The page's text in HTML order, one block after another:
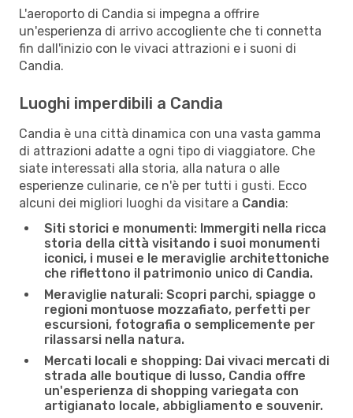
L'aeroporto di Candia si impegna a offrire
un'esperienza di arrivo accogliente che ti connetta
fin dall'inizio con le vivaci attrazioni e i suoni di
Candia.
Luoghi imperdibili a Candia
Candia è una città dinamica con una vasta gamma
di attrazioni adatte a ogni tipo di viaggiatore. Che
siate interessati alla storia, alla natura o alle
esperienze culinarie, ce n'è per tutti i gusti. Ecco
alcuni dei migliori luoghi da visitare a Candia:
Siti storici e monumenti: Immergiti nella ricca
storia della città visitando i suoi monumenti
iconici, i musei e le meraviglie architettoniche
che riflettono il patrimonio unico di Candia.
Meraviglie naturali: Scopri parchi, spiagge o
regioni montuose mozzafiato, perfetti per
escursioni, fotografia o semplicemente per
rilassarsi nella natura.
Mercati locali e shopping: Dai vivaci mercati di
strada alle boutique di lusso, Candia offre
un'esperienza di shopping variegata con
artigianato locale, abbigliamento e souvenir.